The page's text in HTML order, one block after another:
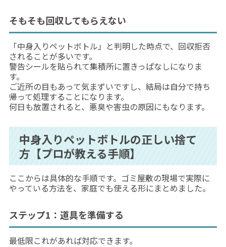
そもそも回収してもらえない
「中身入りペットボトル」と判明した時点で、回収拒否
されることが多いです。
警告シールを貼られて集積所に置きっぱなしになりま
す。
ご近所の目もあって気まずいですし、結局は自分で持ち
帰って処理することになります。
何日も放置されると、悪臭や害虫の原因にもなります。
中身入りペットボトルの正しい捨て
方【プロが教える手順】
ここからは具体的な手順です。ゴミ屋敷の現場で実際に
やっている方法を、家庭でも使える形にまとめました。
ステップ1：道具を準備する
最低限これがあれば対応できます。